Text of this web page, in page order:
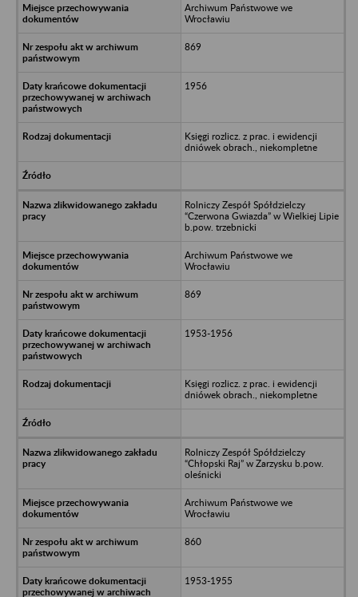
Archiwum Państwowe we
Wrocławiu
869
1956
Księgi rozlicz. z prac. i ewidencji
dniówek obrach., niekompletne
Rolniczy Zespół Spółdzielczy
“Czerwona Gwiazda” w Wielkiej Lipie
b.pow. trzebnicki
Archiwum Państwowe we
Wrocławiu
869
1953-1956
Księgi rozlicz. z prac. i ewidencji
dniówek obrach., niekompletne
Rolniczy Zespół Spółdzielczy
“Chłopski Raj” w Zarzysku b.pow.
oleśnicki
Archiwum Państwowe we
Wrocławiu
860
1953-1955